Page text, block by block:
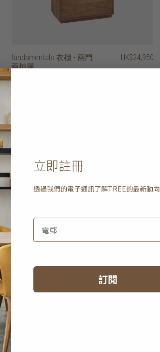
fundamentals 衣櫃 - 兩門
兩抽屜
HK$24,950
立即註冊
透過我們的電子通訊了解TREE的最新動向
訂閱